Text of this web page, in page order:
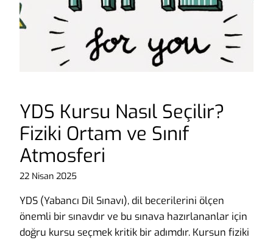
YDS Kursu Nasıl Seçilir?
Fiziki Ortam ve Sınıf
Atmosferi
22 Nisan 2025
YDS (Yabancı Dil Sınavı), dil becerilerini ölçen
önemli bir sınavdır ve bu sınava hazırlananlar için
doğru kursu seçmek kritik bir adımdır. Kursun fiziki